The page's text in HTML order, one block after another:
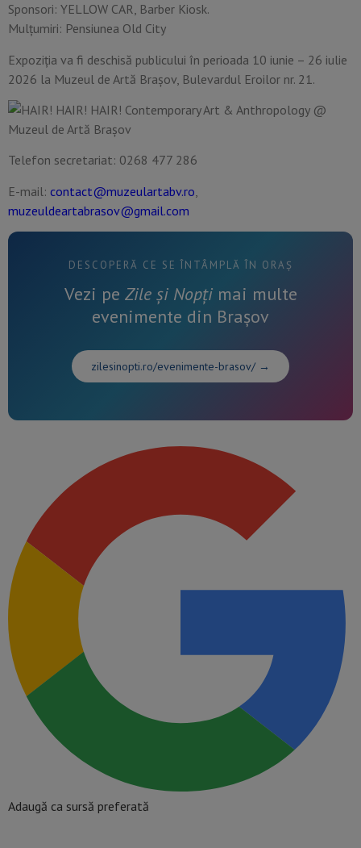
Sponsori: YELLOW CAR, Barber Kiosk.
Mulțumiri: Pensiunea Old City
Expoziția va fi deschisă publicului în perioada 10 iunie – 26 iulie
2026 la Muzeul de Artă Brașov, Bulevardul Eroilor nr. 21.
Telefon secretariat: 0268 477 286
E-mail: contact@muzeulartabv.ro
muzeuldeartabrasov@gmail.com
DESCOPERĂ CE SE ÎNTÂMPLĂ ÎN ORAȘ
Vezi pe Zile și Nopțimai multe
evenimente din Brașov
zilesinopti.ro/evenimente-brasov/ →
Adaugă ca sursă preferată